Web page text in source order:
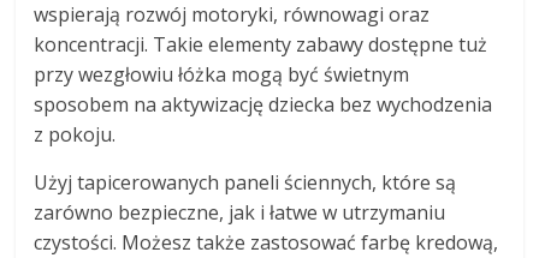
wspierają rozwój motoryki, równowagi oraz
koncentracji. Takie elementy zabawy dostępne tuż
przy wezgłowiu łóżka mogą być świetnym
sposobem na aktywizację dziecka bez wychodzenia
z pokoju.
Użyj tapicerowanych paneli ściennych, które są
zarówno bezpieczne, jak i łatwe w utrzymaniu
czystości. Możesz także zastosować farbę kredową,